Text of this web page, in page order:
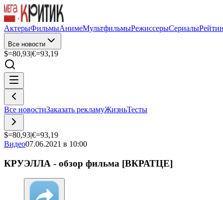
АктерыФильмыАнимеМультфильмыРежиссерыСериалы
Все новости
$=80,93|€=93,19
Все новостиЗаказать рекламуЖизньТесты
$=80,93|€=93,19
Видео07.06.2021 в 10:00
КРУЭЛЛА - обзор фильма [ВКРАТЦЕ]